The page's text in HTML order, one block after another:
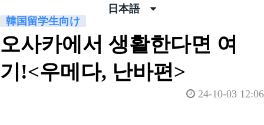
日本語
韓国留学生向け
오사카에서 생활한다면 여
기!<우메다, 난바편>
24-10-03 12:06